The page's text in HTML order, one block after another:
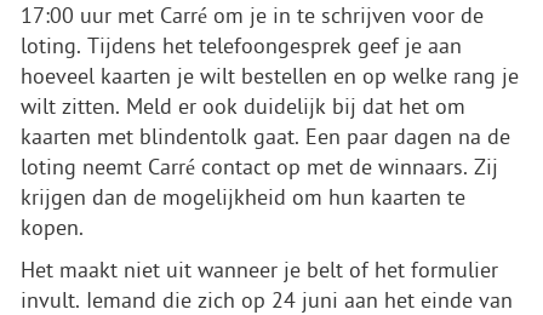
17:00 uur met Carré om je in te schrijven voor de
loting. Tijdens het telefoongesprek geef je aan
hoeveel kaarten je wilt bestellen en op welke rang je
wilt zitten. Meld er ook duidelijk bij dat het om
kaarten met blindentolk gaat. Een paar dagen na de
loting neemt Carré contact op met de winnaars. Zij
krijgen dan de mogelijkheid om hun kaarten te
kopen.
Het maakt niet uit wanneer je belt of het formulier
invult. Iemand die zich op 24 juni aan het einde van